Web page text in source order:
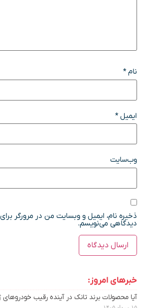
نام*
ایمیل*
وب‌سایت
ذخیره نام، ایمیل و وبسایت من در مرورگر
دیدگاهی می‌نویسم.
خبرهای امروز:
آیا محصولات برند تانک در آینده رقیب